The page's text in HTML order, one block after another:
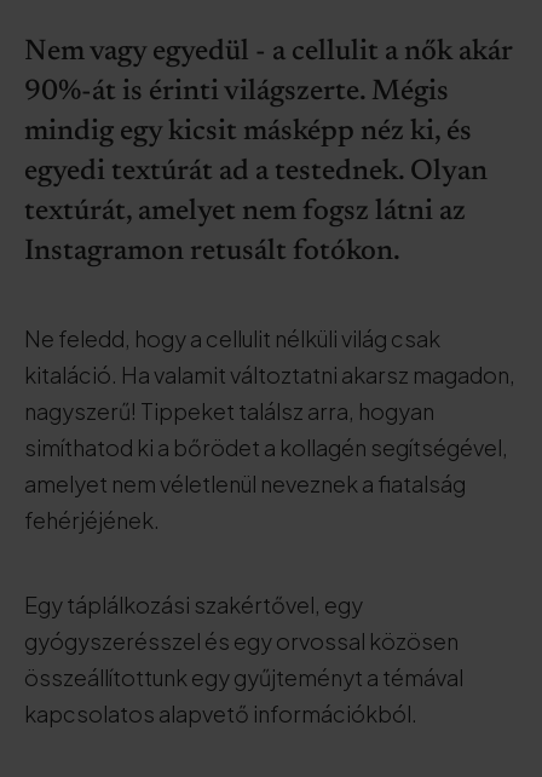
Nem vagy egyedül - a cellulit a nők akár
90%-át is érinti világszerte. Mégis
mindig egy kicsit másképp néz ki, és
egyedi textúrát ad a testednek. Olyan
textúrát, amelyet nem fogsz látni az
Instagramon retusált fotókon.
Ne feledd, hogy a cellulit nélküli világ csak
kitaláció. Ha valamit változtatni akarsz magadon,
nagyszerű! Tippeket találsz arra, hogyan
simíthatod ki a bőrödet a kollagén segítségével,
amelyet nem véletlenül neveznek a fiatalság
fehérjéjének.
Egy táplálkozási szakértővel, egy
gyógyszerésszel és egy orvossal közösen
összeállítottunk egy gyűjteményt a témával
kapcsolatos alapvető információkból.